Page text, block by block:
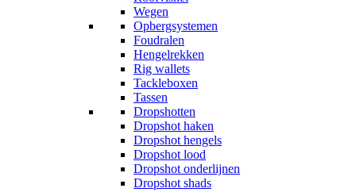
Wegen
Opbergsystemen
Foudralen
Hengelrekken
Rig wallets
Tackleboxen
Tassen
Dropshotten
Dropshot haken
Dropshot hengels
Dropshot lood
Dropshot onderlijnen
Dropshot shads